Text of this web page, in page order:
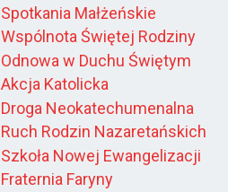
Spotkania Małżeńskie
Wspólnota Świętej Rodziny
Odnowa w Duchu Świętym
Akcja Katolicka
Droga Neokatechumenalna
Ruch Rodzin Nazaretańskich
Szkoła Nowej Ewangelizacji
Fraternia Faryny